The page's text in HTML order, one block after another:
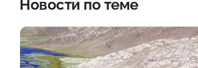
Новости по теме